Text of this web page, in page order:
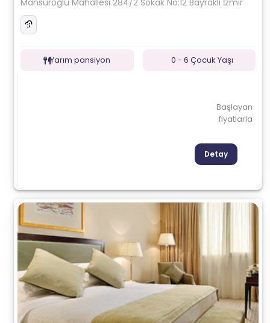
Mansuroğlu Mahallesi 284/2 Sokak No:12 Bayraklı İzmir
Yarım pansiyon 0 - 6 Çocuk Yaşı
Başlayan
fiyatlarla
Detay